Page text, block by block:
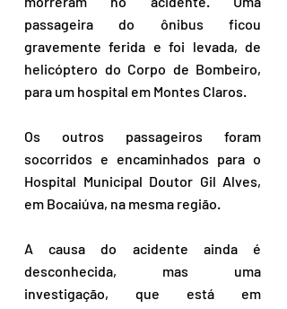
passageira do ônibus ficou
gravemente ferida e foi levada, de
helicóptero do Corpo de Bombeiro,
para um hospital em Montes Claros.
Os outros passageiros foram
socorridos e encaminhados para o
Hospital Municipal Doutor Gil Alves,
em Bocaiúva, na mesma região.
A causa do acidente ainda é
desconhecida, mas uma
investigação, que está em